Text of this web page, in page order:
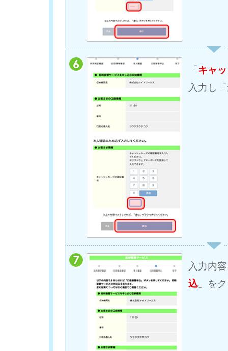
「 キャ
入力し
入力内
込 」を